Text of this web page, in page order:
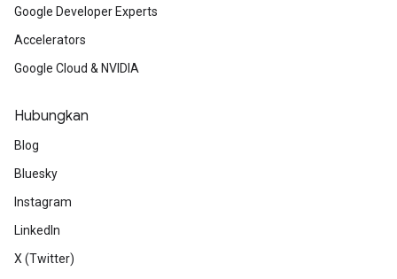
Google Developer Experts
Accelerators
Google Cloud & NVIDIA
Hubungkan
Blog
Bluesky
Instagram
LinkedIn
X (Twitter)